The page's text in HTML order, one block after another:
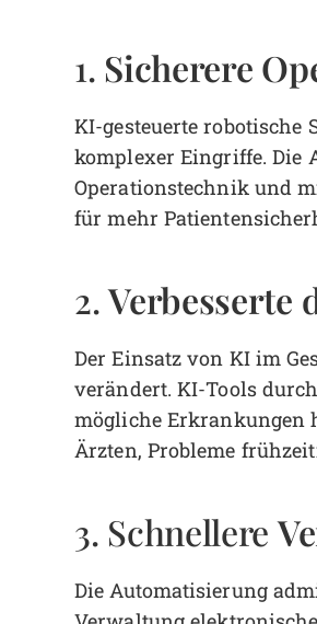
1. Sicherere
KI-gesteuerte robotische
komplexer Eingriffe. Die
Operationstechnik und
für mehr
2.Verbesserte
Der Einsatz von KI im
verändert. KI-Tools
mögliche Erkrankungen
Ärzten, Probleme
3. Schnellere
Die Automatisierung